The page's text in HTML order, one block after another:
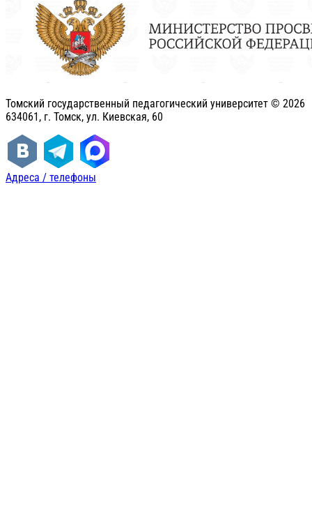
Томский государственный педагогический университет © 2026
634061, г. Томск, ул. Киевская, 60
Адреса / телефоны